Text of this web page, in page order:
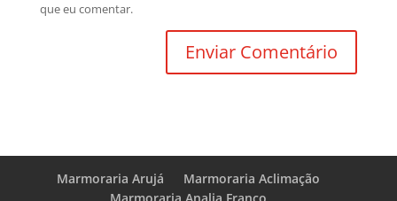
que eu comentar.
Marmoraria Arujá
Marmoraria Aclimação